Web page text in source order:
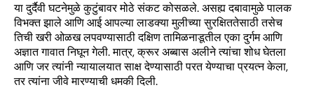
या दुर्दैवी घटनेमुळे कुटुंबावर मोठे संकट कोसळले. असह्य दबावामुळे पालक
विभक्त झाले आणि आई आपल्या लाडक्या मुलीच्या सुरक्षिततेसाठी तसेच
तिची खरी ओळख लपवण्यासाठी दक्षिण तामिळनाडूतील एका दुर्गम आणि
अज्ञात गावात निघून गेली. मात्र, क्रूर अब्बास अलीने त्यांचा शोध घेतला
आणि जर त्यांनी न्यायालयात साक्ष देण्यासाठी परत येण्याचा प्रयत्न केला,
तर त्यांना जीवे मारण्याची धमकी दिली.